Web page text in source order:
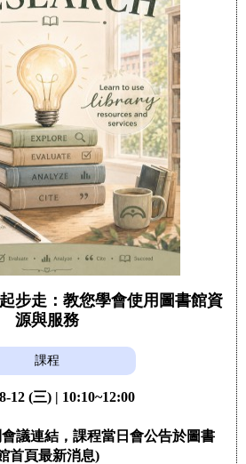
步走：教您學會使用圖書館資
源與服務
課程
12 (三) | 10:10~12:00
議連結，課程當日會公告於圖書
首頁最新消息)